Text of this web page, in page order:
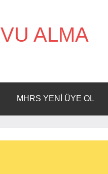
ALMA
MHRS YENI ÜYE OL